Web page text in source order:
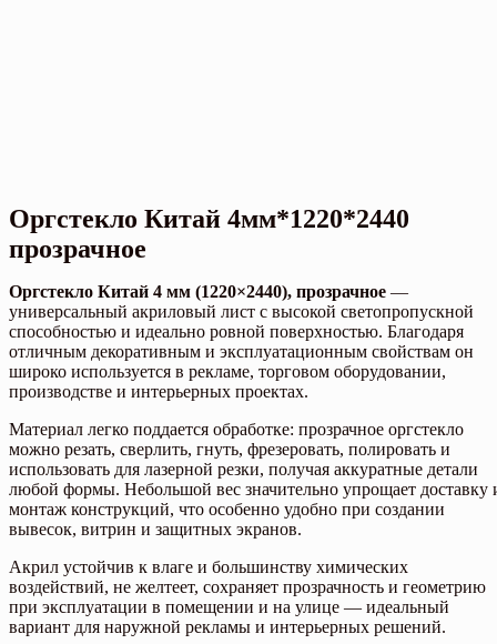
Оргстекло Китай 4мм*1220*2440
прозрачное
Оргстекло Китай 4 мм (1220×2440), прозрачное —
универсальный акриловый лист с высокой светопропускной
способностью и идеально ровной поверхностью. Благодаря
отличным декоративным и эксплуатационным свойствам он
широко используется в рекламе, торговом оборудовании,
производстве и интерьерных проектах.
Материал легко поддается обработке: прозрачное оргстекло
можно резать, сверлить, гнуть, фрезеровать, полировать и
использовать для лазерной резки, получая аккуратные детали
любой формы. Небольшой вес значительно упрощает доставку
монтаж конструкций, что особенно удобно при создании
вывесок, витрин и защитных экранов.
Акрил устойчив к влаге и большинству химических
воздействий, не желтеет, сохраняет прозрачность и геометрию
при эксплуатации в помещении и на улице — идеальный
вариант для наружной рекламы и интерьерных решений.